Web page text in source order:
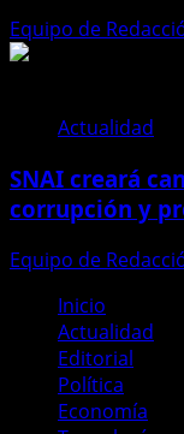
Equipo de
Actualidad
SNAI creará
corrupción y
Equipo de
Inicio
Actualidad
Editorial
Política
Economía